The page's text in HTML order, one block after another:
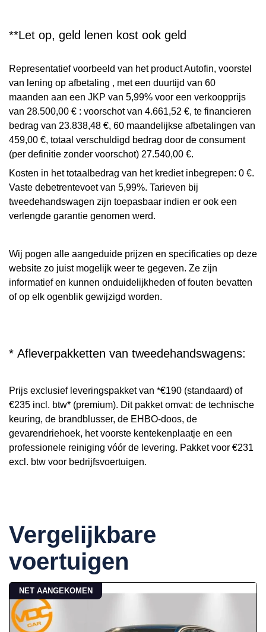
**Let op, geld lenen kost ook geld
Representatief voorbeeld van het product Autofin, voorstel
van lening op afbetaling , met een duurtijd van 60
maanden aan een JKP van 5,99% voor een verkoopprijs
van 28.500,00 € : voorschot van 4.661,52 €, te financieren
bedrag van 23.838,48 €, 60 maandelijkse afbetalingen van
459,00 €, totaal verschuldigd bedrag door de consument
(per definitie zonder voorschot) 27.540,00 €.
Kosten in het totaalbedrag van het krediet inbegrepen: 0 €.
Vaste debetrentevoet van 5,99%. Tarieven bij
tweedehandswagen zijn toepasbaar indien er ook een
verlengde garantie genomen werd.
Wij pogen alle aangeduide prijzen en specificaties op deze
website zo juist mogelijk weer te gegeven. Ze zijn
informatief en kunnen onduidelijkheden of fouten bevatten
of op elk ogenblik gewijzigd worden.
* Afleverpakketten van tweedehandswagens:
Prijs exclusief leveringspakket van *€190 (standaard) of
€235 incl. btw* (premium). Dit pakket omvat: de technische
keuring, de brandblusser, de EHBO-doos, de
gevarendriehoek, het voorste kentekenplaatje en een
professionele reiniging vóór de levering. Pakket voor €231
excl. btw voor bedrijfsvoertuigen.
Vergelijkbare
voertuigen
NET AANGEKOMEN